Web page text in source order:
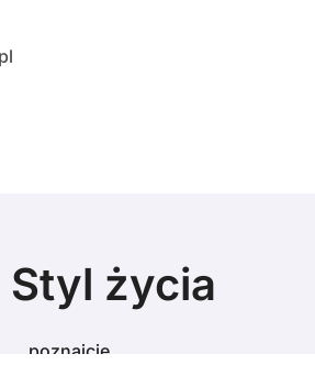
Styl życia
poznajcie